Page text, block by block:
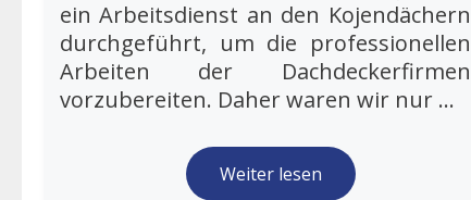
ein Arbeitsdienst an den Kojendächern
durchgeführt, um die professionellen
Arbeiten der Dachdeckerfirmen
vorzubereiten. Daher waren wir nur ...
Weiter lesen